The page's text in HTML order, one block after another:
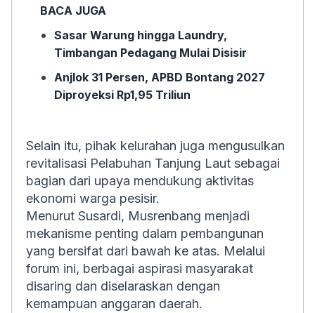
BACA JUGA
Sasar Warung hingga Laundry,
Timbangan Pedagang Mulai Disisir
Anjlok 31 Persen, APBD Bontang 2027
Diproyeksi Rp1,95 Triliun
Selain itu, pihak kelurahan juga mengusulkan
revitalisasi Pelabuhan Tanjung Laut sebagai
bagian dari upaya mendukung aktivitas
ekonomi warga pesisir.
Menurut Susardi, Musrenbang menjadi
mekanisme penting dalam pembangunan
yang bersifat dari bawah ke atas. Melalui
forum ini, berbagai aspirasi masyarakat
disaring dan diselaraskan dengan
kemampuan anggaran daerah.